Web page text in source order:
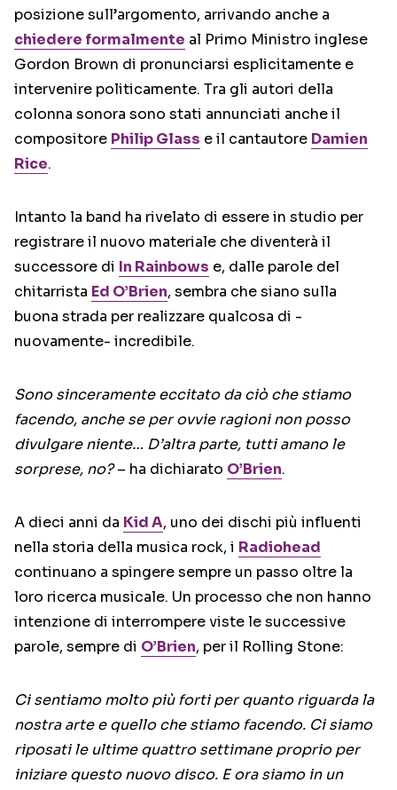
posizione sull’argomento, arrivando anche a
chiedere formalmente al Primo Ministro inglese
Gordon Brown di pronunciarsi esplicitamente e
intervenire politicamente. Tra gli autori della
colonna sonora sono stati annunciati anche il
compositore Philip Glass e il cantautore Damien
Rice.
Intanto la band ha rivelato di essere in studio per
registrare il nuovo materiale che diventerà il
successore di In Rainbows e, dalle parole del
chitarrista Ed O’Brien, sembra che siano sulla
buona strada per realizzare qualcosa di -
nuovamente- incredibile.
Sono sinceramente eccitato da ciò che stiamo
facendo, anche se per ovvie ragioni non posso
divulgare niente… D’altra parte, tutti amano le
sorprese, no?– ha dichiarato O’Brien.
A dieci anni da Kid A, uno dei dischi più influenti
nella storia della musica rock, i Radiohead
continuano a spingere sempre un passo oltre la
loro ricerca musicale. Un processo che non hanno
intenzione di interrompere viste le successive
parole, sempre di O’Brien, per il Rolling Stone:
Ci sentiamo molto più forti per quanto riguarda la
nostra arte e quello che stiamo facendo. Ci siamo
riposati le ultime quattro settimane proprio per
iniziare questo nuovo disco. E ora siamo in un